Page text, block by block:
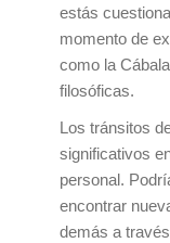
estás
momento de
como la
filosóficas.
Los tránsitos
significativos
personal.
encontrar
demás a